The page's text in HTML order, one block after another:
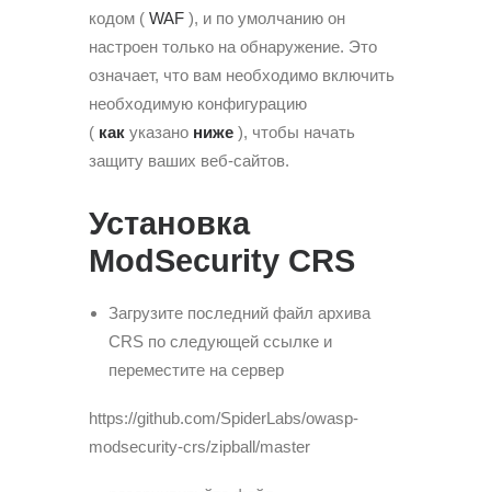
кодом ( WAF ), и по умолчанию он
настроен только на обнаружение. Это
означает, что вам необходимо включить
необходимую конфигурацию
( как указано ниже ), чтобы начать
защиту ваших веб-сайтов.
Установка
ModSecurity CRS
Загрузите последний файл архива
CRS по следующей ссылке и
переместите на сервер
https://github.com/SpiderLabs/owasp-
modsecurity-crs/zipball/master